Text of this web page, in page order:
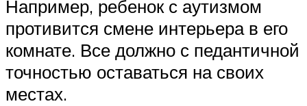
Например, ребенок с аутизмом
противится смене интерьера в его
комнате. Все должно с педантичной
точностью оставаться на своих
местах.